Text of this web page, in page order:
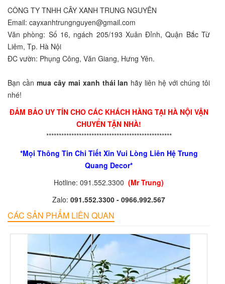
CÔNG TY TNHH CÂY XANH TRUNG NGUYÊN
Email: cayxanhtrungnguyen@gmail.com
Văn phòng: Số 16, ngách 205/193 Xuân Đỉnh, Quận Bắc Từ
Liêm, Tp. Hà Nội
ÐC vườn: Phụng Công, Văn Giang, Hưng Yên.
Bạn cần mua cây mai xanh thái lan hãy liên hệ với chúng tôi
nhé!
ĐẢM BẢO UY TÍN CHO CÁC KHÁCH HÀNG TẠI HÀ NỘI VẬN
CHUYỂN TẬN NHÀ!
**************************************************
*Mọi Thông Tin Chi Tiết Xin Vui Lòng Liên Hệ Trung
Quang Decor*
Hotline: 091.552.3300 (Mr Trung)
Zalo: 091.552.3300 - 0966.992.567
CÁC SẢN PHẨM LIÊN QUAN